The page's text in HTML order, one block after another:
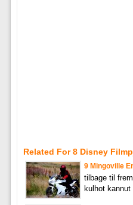
Related For 8 Disney
9 Mingoville
tilbage til
kulhot kannut